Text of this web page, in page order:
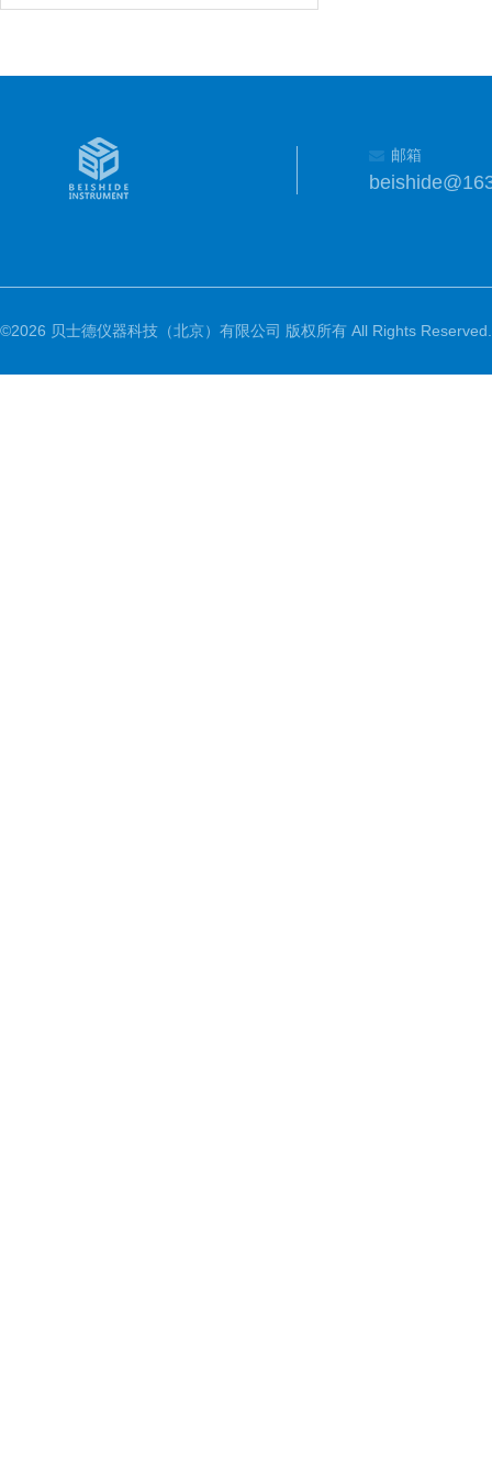
邮箱
©2026 贝士德仪器科技（北京）有限公司 版权所有 All Rights Reserved.